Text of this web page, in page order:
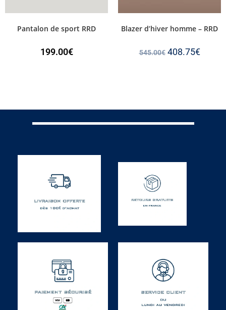
Pantalon de sport RRD
199.00€
Blazer d’hiver homme – RRD
545.00€ 408.75€